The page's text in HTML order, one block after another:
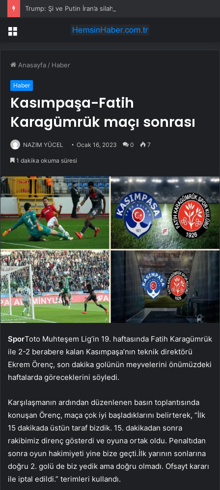
Trump: Şi ve Putin İran’a silah satmayacaklarını söyledi
Menü
Anasayfa / Haber
Haber
Kasımpaşa-Fatih
Karagümrük maçı sonrası
NAZIM YÜCEL Ocak 16, 2023 0 7
1 dakika okuma süresi
SporToto Muhteşem Lig’in 19. haftasında Fatih Karagümrük
ile 2-2 berabere kalan Kasımpaşa’nın teknik direktörü
Ekrem Örenç, son dakika golünün meyvelerini önümüzdeki
haftalarda göreceklerini söyledi.
Karşılaşmanın ardından düzenlenen basın toplantısında
konuşan Örenç, maça çok iyi başladıklarını belirterek, “İlk
15 dakikada üstün taraf bizdik. 15. dakikadan sonra
rakibimiz direnç gösterdi ve oyuna ortak oldu. Penaltıdan
sonra oyun hakimiyeti yine bize geçti.İlk yarının sonlarına
doğru 2. golü de biz yedik ama doğru olmadı. Ofsayt kararı
ile iptal edildi.” terimleri kullandı.